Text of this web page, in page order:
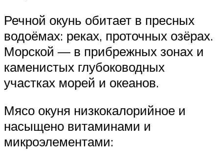
Речной окунь обитает в пресных
водоёмах: реках, проточных озёрах.
Морской — в прибрежных зонах и
каменистых глубоководных
участках морей и океанов.
Мясо окуня низкокалорийное и
насыщено витаминами и
микроэлементами: